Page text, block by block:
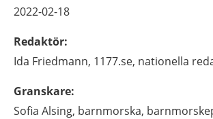
2022-02-18
Redaktör:
Ida Friedmann, 1177.se, nationella
Granskare:
Sofia Alsing, barnmorska,